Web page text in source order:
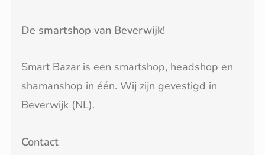
De smartshop van Beverwijk!
Smart Bazar is een smartshop, headshop en
shamanshop in één. Wij zijn gevestigd in
Beverwijk (NL).
Contact